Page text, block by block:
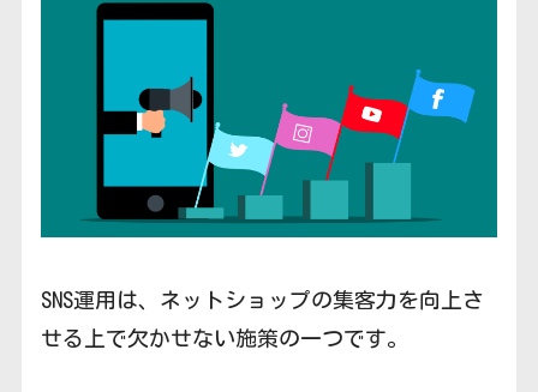
SNS運用は、ネットショップの集客力を向上さ
せる上で欠かせない施策の一つです。